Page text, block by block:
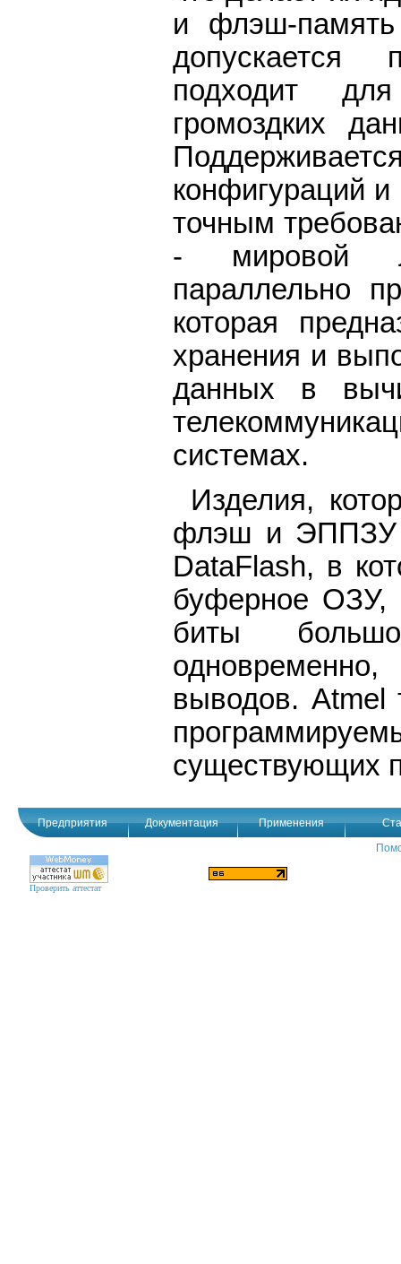
и флэш-
допускается
подходит
громоздких
конфигураций
точным
- мировой
параллельно
которая
хранения и
данных в
системах.
Изделия,
флэш и ЭППЗУ
DataFlash, в
буферное ОЗУ,
биты
выводов. Atmel
существующих
Предприятия Документация Применения
Проверить аттестат